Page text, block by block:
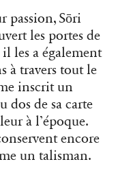
passion, Sōri
les portes de
les a également
à travers tout le
inscrit un
dos de sa carte
à l’époque.
encore
un talisman.